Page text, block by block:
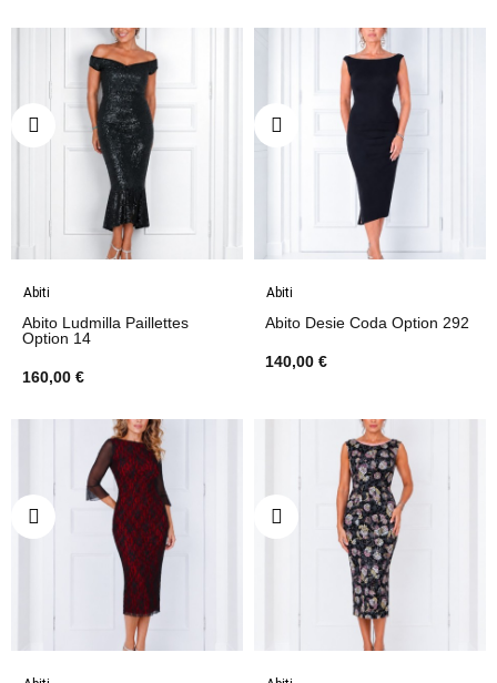
Abiti
Abito Ludmilla Paillettes
Option 14
160,00 €
Abiti
Abito Desie Coda Option 292
140,00 €